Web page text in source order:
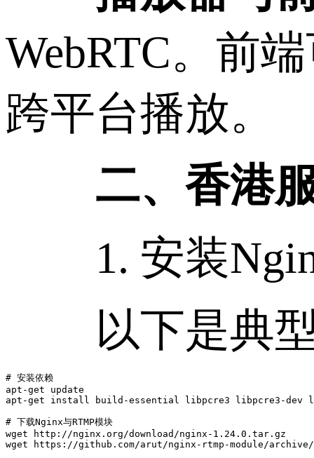
WebRTC。前
跨平台播放。
二、香港服
1. 安装
以下是典型
# 安装依赖
apt-get update
apt-get install build-essential libpcre3 libpcre3-dev
# 下载Nginx与RTMP模块
wget http://nginx.org/download/nginx-1.24.0.tar.gz
wget https://github.com/arut/nginx-rtmp-module/